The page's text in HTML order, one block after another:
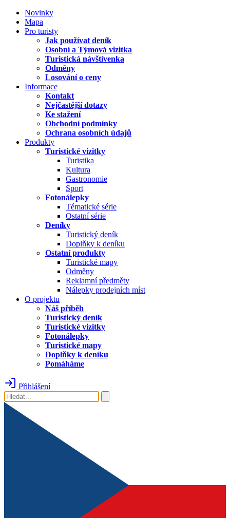
Novinky
Mapa
Pro turisty
Jak používat deník
Osobní a Týmová vizitka
Turistická návštívenka
Odměny
Losování o ceny
Informace
Kontakt
Nejčastější dotazy
Ke stažení
Obchodní podmínky
Ochrana osobních údajů
Produkty
Turistické vizitky
Turistika
Kultura
Gastronomie
Sport
Fotonálepky
Tématické série
Ostatní série
Deníky
Turistický deník
Doplňky k deníku
Ostatní produkty
Turistické mapy
Odměny
Reklamní předměty
Nálepky prodejních míst
O projektu
Náš příběh
Turistický deník
Turistické vizitky
Fotonálepky
Turistické mapy
Doplňky k deníku
Pomáháme
Přihlášení